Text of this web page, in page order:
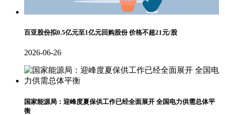
百亚股份拟0.5亿元至1亿元回购股份 价格不超21元/股
2026-06-26
国家能源局：迎峰度夏保供工作已经全面展开 全国电力供需总体平
衡